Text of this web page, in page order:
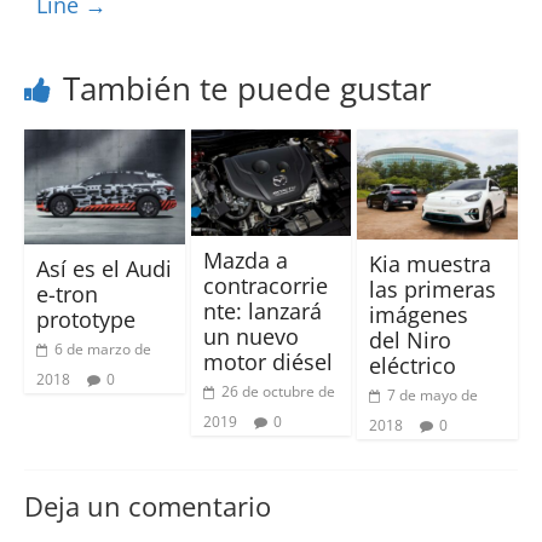
También te puede gustar
Así es el Audi
e-tron
prototype
6 de marzo de
2018
0
Mazda a
contracorrie
nte: lanzará
un nuevo
motor diésel
26 de octubre de
2019
0
Kia muestra
las primeras
imágenes
del Niro
eléctrico
7 de mayo de
2018
0
Deja un comentario